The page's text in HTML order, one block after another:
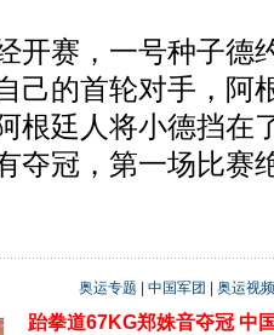
赛，一号种子德
己的首轮对手，阿
根廷人将小德挡在
夺冠，第一场比赛
奥运专题 中国军团 奥运视频
跆拳道67KG郑姝音夺冠 中